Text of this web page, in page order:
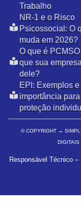
Trabalho
NR-1 e o Risco
Psicossocial: O
muda em 2026?
O que é
que sua
dele?
EPI: Exemplos e
importância para
proteção
© COPYRIGHT →
DIGITAIS |
Responsável Técnico